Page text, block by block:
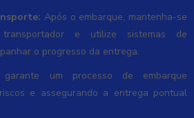
Após o embarque, mantenha-se
e utilize sistemas de
o progresso da entrega.
um processo de embarque
e assegurando a entrega pontual